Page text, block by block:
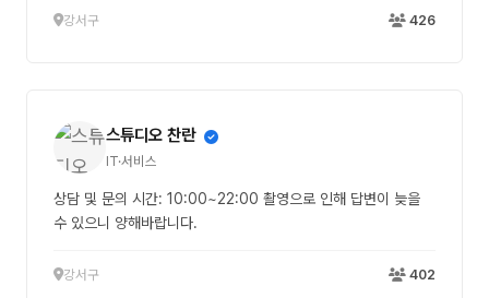
강서구 426
스튜디오 찬란
IT·서비스
상담 및 문의 시간: 10:00~22:00 촬영으로 인해 답변이 늦을
수 있으니 양해바랍니다.
강서구 402